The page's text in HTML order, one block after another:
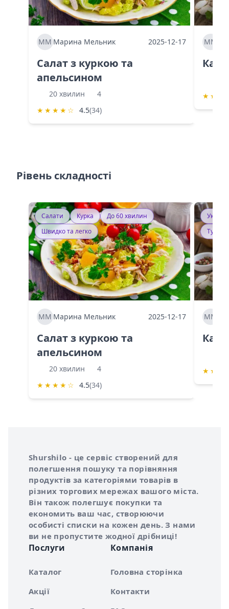
ММ Марина Мельник 2025-12-17
Салат з куркою та
апельсином
20 хвилин
4
★ ★ ★ ★ ☆ 4.5(34)
ММ
★ ★
Рівень складності
Салати Курка
До 60 хвилин
Швидко та легко
ММ Марина Мельник 2025-12-17
Салат з куркою та
апельсином
20 хвилин
4
★ ★ ★ ★ ☆ 4.5(34)
ММ
★ ★
Про сервіс Shurshilo
Shurshilo - це сервіс створений для
полегшення пошуку та порівняння
продуктів за категоріями товарів в
різних торгових мережах вашого міста.
Він також полегшує покупки та
економить ваш час, створюючи
особисті списки на кожен день. З нами
ви не пропустите жодної дрібниці!
Послуги
Каталог
Акції
Компанія
Головна сторінка
Контакти